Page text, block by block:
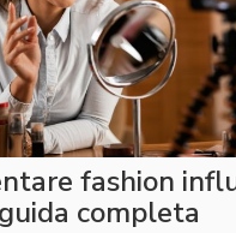
fashion
completa